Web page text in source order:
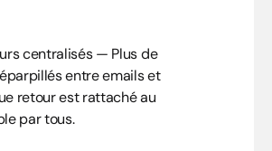
centralisés — Plus de
entre emails et
retour est rattaché au
par tous.